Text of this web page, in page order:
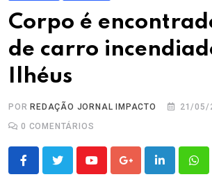
Corpo é
de carro
Ilhéus
POR REDAÇÃO JORNAL IMPACTO
21/05/
0 COMENTÁRIOS
YoutubeGoogle+LinkedIn